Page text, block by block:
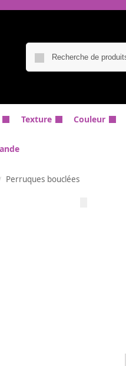
Texture Couleur
Perruques bouclées